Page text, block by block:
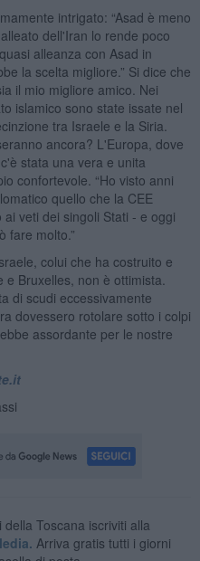
intrigato: “Asad è meno
dell'Iran lo rende poco
alleanza con Asad in
la scelta migliore.” Si dice che
il mio migliore amico. Nei
islamico sono state issate nel
tra Israele e la Siria.
ancora? L'Europa, dove
stata una vera e unita
confortevole. “Ho visto anni
quello che la CEE
veti dei singoli Stati - e oggi
fare molto.”
colui che ha costruito e
Bruxelles, non è ottimista.
di scudi eccessivamente
dovessero rotolare sotto i colpi
assordante per le nostre
Toscana iscriviti alla
Arriva gratis tutti i giorni